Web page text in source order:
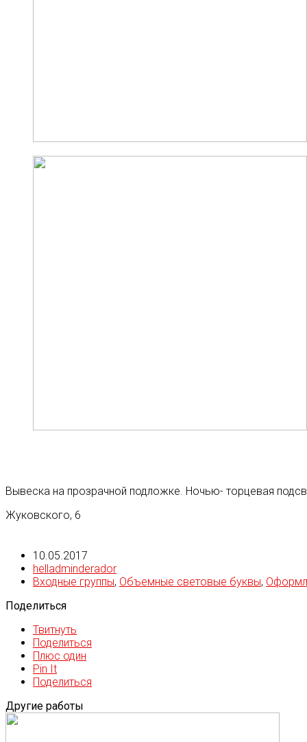
Вывеска на прозрачной подложке. Ночью- торцевая
Жуковского, 6
10.05.2017
helladminderador
Входные группы, Объемные световые буквы,
Поделиться
Твитнуть
Поделиться
Плюс один
Pin It
Поделиться
Другие работы